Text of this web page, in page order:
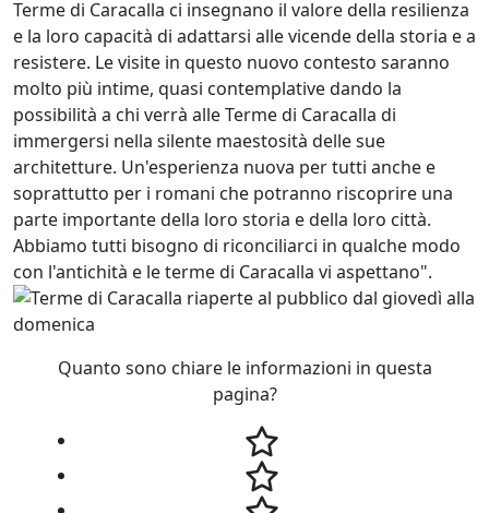
Terme di Caracalla ci insegnano il valore della resilienza
e la loro capacità di adattarsi alle vicende della storia e a
resistere. Le visite in questo nuovo contesto saranno
molto più intime, quasi contemplative dando la
possibilità a chi verrà alle Terme di Caracalla di
immergersi nella silente maestosità delle sue
architetture. Un'esperienza nuova per tutti anche e
soprattutto per i romani che potranno riscoprire una
parte importante della loro storia e della loro città.
Abbiamo tutti bisogno di riconciliarci in qualche modo
con l'antichità e le terme di Caracalla vi aspettano".
Quanto sono chiare le informazioni in questa
pagina?